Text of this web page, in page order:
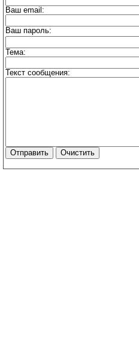
Ваш email:
Ваш пароль:
Тема:
Текст сообщения: